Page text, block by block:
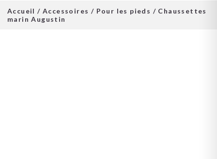
Accueil /Accessoires / Pour les pieds / Chaussettes
marin Augustin